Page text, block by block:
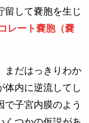
留して嚢胞を生じ
レート嚢胞（嚢
まだはっきりわか
体内に逆流してし
で子宮内膜のよう